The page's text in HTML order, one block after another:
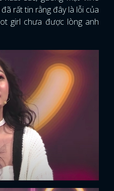
rất tin rằng đây là lỗi của
girl chưa được lòng anh